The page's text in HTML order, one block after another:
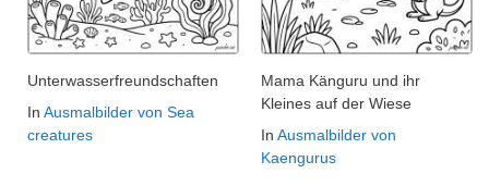
Unterwasserfreundschaften
In Ausmalbilder von Sea
creatures
Mama Känguru und ihr
Kleines auf der Wiese
In Ausmalbilder von
Kaengurus